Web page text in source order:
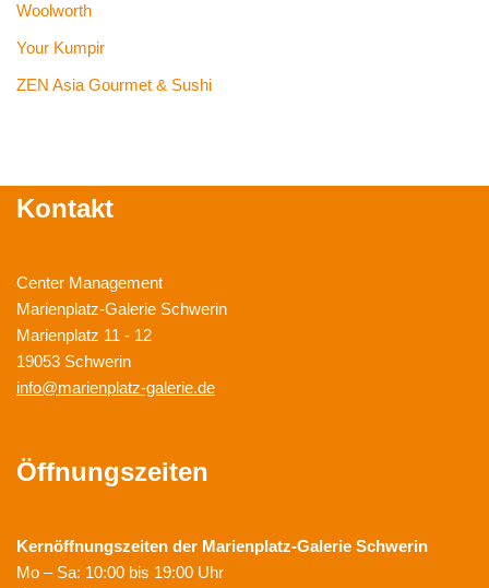
Woolworth
Your Kumpir
ZEN Asia Gourmet & Sushi
Kontakt
Center Management
Marienplatz-Galerie Schwerin
Marienplatz 11 - 12
19053 Schwerin
info@marienplatz-galerie.de
Öffnungszeiten
Kernöffnungszeiten der Marienplatz-Galerie Schwerin
Mo – Sa: 10:00 bis 19:00 Uhr